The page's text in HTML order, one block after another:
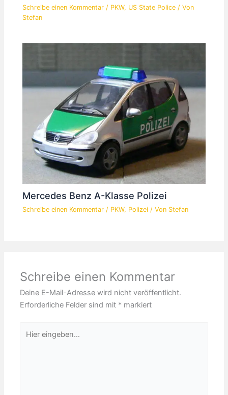
Schreibe einen Kommentar / PKW, US State Police / Von
Stefan
Mercedes Benz A-Klasse Polizei
Schreibe einen Kommentar / PKW, Polizei / Von Stefan
Schreibe einen Kommentar
Deine E-Mail-Adresse wird nicht veröffentlicht.
Erforderliche Felder sind mit * markiert
eingeben…